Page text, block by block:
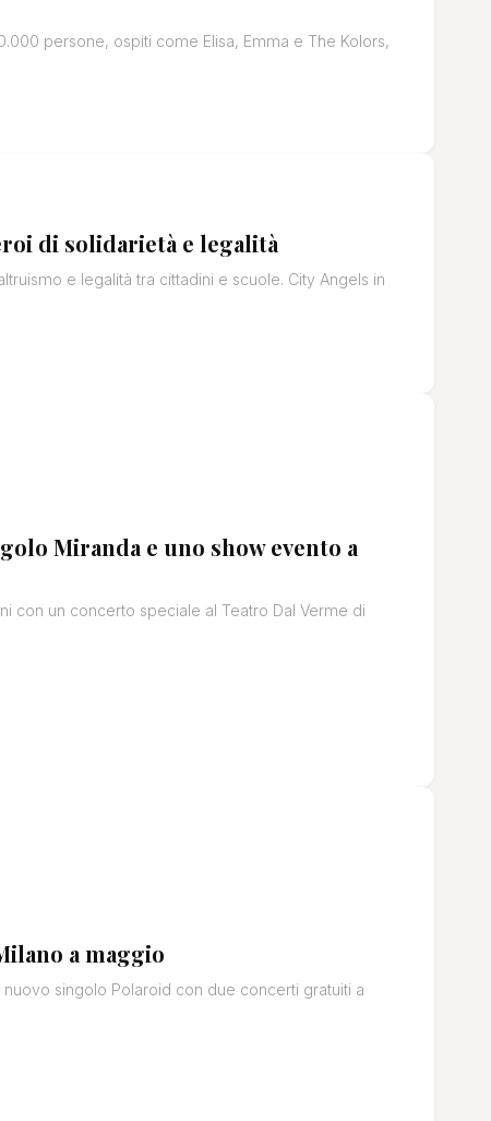
persone, ospiti come Elisa, Emma e The Kolors,
di solidarietà e legalità
e legalità tra cittadini e scuole. City Angels in
Miranda e uno show evento a
con un concerto speciale al Teatro Dal Verme di
a maggio
singolo Polaroid con due concerti gratuiti a